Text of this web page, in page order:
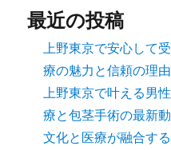
最近の投稿
上野東京で安心して
療の魅力と信頼の理由
上野東京で叶える男
療と包茎手術の最新
文化と医療が融合す